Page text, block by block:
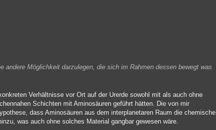
Möglichkeit darzulegen, die sich im Rahmen dessen bewegt was
Verhältnisse vor Ort auf der Urerde sowohl mit als auch ohne
Schichten mit Aminosäuren geführt hätten. Die von mir
dass Aminosäuren aus dem interplanetaren Raum die chemische
was auch ohne solches Material gangbar gewesen wäre.